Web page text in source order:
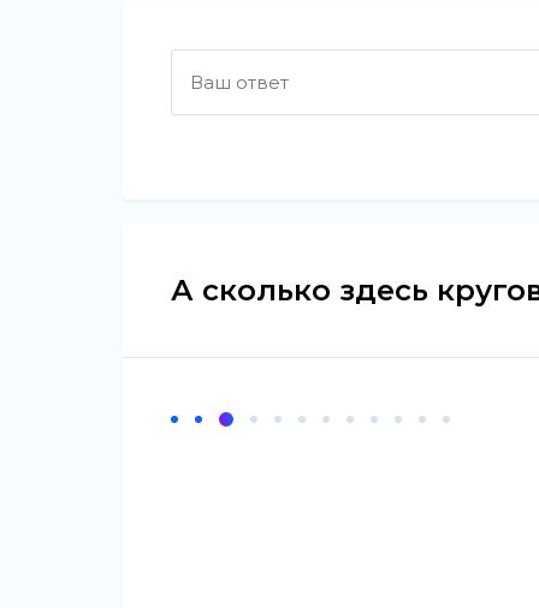
А сколько здесь